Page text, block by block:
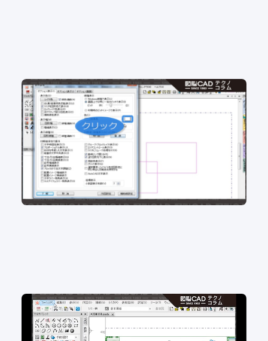
No.102 図面の背景色 白派？黒派？ 背景色をカ
ンタン変更
2D CAD
No.100 白紙？実は要素が隠れてるかも？図面内の
要素数を確認！